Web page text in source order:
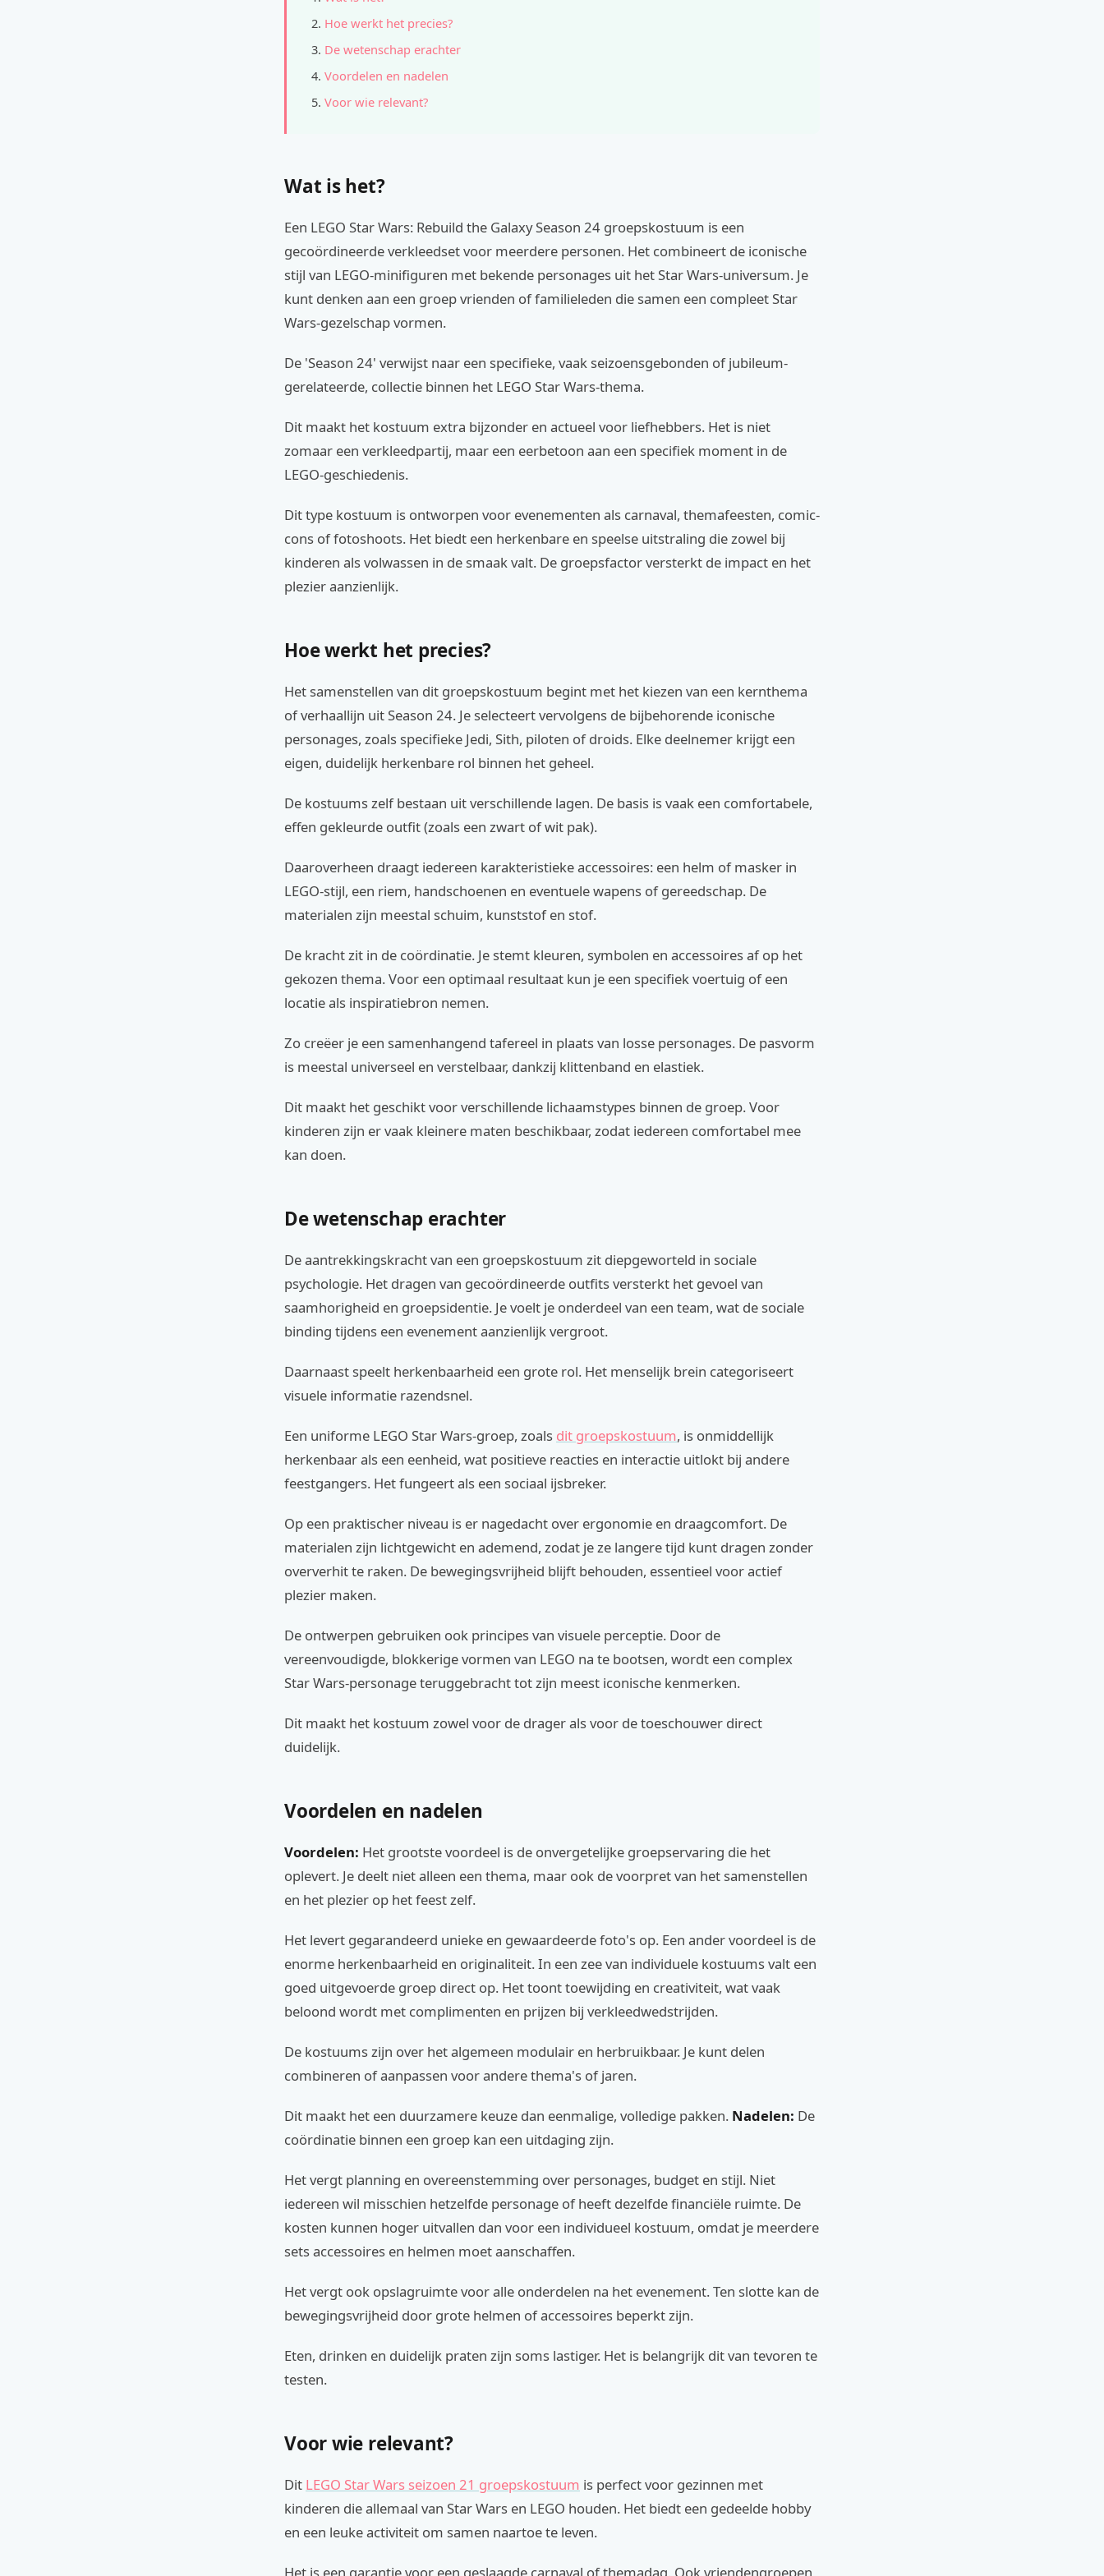
Hoe werkt het precies?
De wetenschap erachter
Voordelen en nadelen
Voor wie relevant?
Wat is het?
Een LEGO Star Wars: Rebuild the Galaxy Season 24 groepskostuum is een
gecoördineerde verkleedset voor meerdere personen. Het combineert de iconische
stijl van LEGO-minifiguren met bekende personages uit het Star Wars-universum. Je
kunt denken aan een groep vrienden of familieleden die samen een compleet Star
Wars-gezelschap vormen.
De 'Season 24' verwijst naar een specifieke, vaak seizoensgebonden of jubileum-
gerelateerde, collectie binnen het LEGO Star Wars-thema.
Dit maakt het kostuum extra bijzonder en actueel voor liefhebbers. Het is niet
zomaar een verkleedpartij, maar een eerbetoon aan een specifiek moment in de
LEGO-geschiedenis.
Dit type kostuum is ontworpen voor evenementen als carnaval, themafeesten, comic-
cons of fotoshoots. Het biedt een herkenbare en speelse uitstraling die zowel bij
kinderen als volwassen in de smaak valt. De groepsfactor versterkt de impact en het
plezier aanzienlijk.
Hoe werkt het precies?
Het samenstellen van dit groepskostuum begint met het kiezen van een kernthema
of verhaallijn uit Season 24. Je selecteert vervolgens de bijbehorende iconische
personages, zoals specifieke Jedi, Sith, piloten of droids. Elke deelnemer krijgt een
eigen, duidelijk herkenbare rol binnen het geheel.
De kostuums zelf bestaan uit verschillende lagen. De basis is vaak een comfortabele,
effen gekleurde outfit (zoals een zwart of wit pak).
Daaroverheen draagt iedereen karakteristieke accessoires: een helm of masker in
LEGO-stijl, een riem, handschoenen en eventuele wapens of gereedschap. De
materialen zijn meestal schuim, kunststof en stof.
De kracht zit in de coördinatie. Je stemt kleuren, symbolen en accessoires af op het
gekozen thema. Voor een optimaal resultaat kun je een specifiek voertuig of een
locatie als inspiratiebron nemen.
Zo creëer je een samenhangend tafereel in plaats van losse personages. De pasvorm
is meestal universeel en verstelbaar, dankzij klittenband en elastiek.
Dit maakt het geschikt voor verschillende lichaamstypes binnen de groep. Voor
kinderen zijn er vaak kleinere maten beschikbaar, zodat iedereen comfortabel mee
kan doen.
De wetenschap erachter
De aantrekkingskracht van een groepskostuum zit diepgeworteld in sociale
psychologie. Het dragen van gecoördineerde outfits versterkt het gevoel van
saamhorigheid en groepsidentie. Je voelt je onderdeel van een team, wat de sociale
binding tijdens een evenement aanzienlijk vergroot.
Daarnaast speelt herkenbaarheid een grote rol. Het menselijk brein categoriseert
visuele informatie razendsnel.
Een uniforme LEGO Star Wars-groep, zoals dit groepskostuum, is onmiddellijk
herkenbaar als een eenheid, wat positieve reacties en interactie uitlokt bij andere
feestgangers. Het fungeert als een sociaal ijsbreker.
Op een praktischer niveau is er nagedacht over ergonomie en draagcomfort. De
materialen zijn lichtgewicht en ademend, zodat je ze langere tijd kunt dragen zonder
oververhit te raken. De bewegingsvrijheid blijft behouden, essentieel voor actief
plezier maken.
De ontwerpen gebruiken ook principes van visuele perceptie. Door de
vereenvoudigde, blokkerige vormen van LEGO na te bootsen, wordt een complex
Star Wars-personage teruggebracht tot zijn meest iconische kenmerken.
Dit maakt het kostuum zowel voor de drager als voor de toeschouwer direct
duidelijk.
Voordelen en nadelen
Voordelen: Het grootste voordeel is de onvergetelijke groepservaring die het
oplevert. Je deelt niet alleen een thema, maar ook de voorpret van het samenstellen
en het plezier op het feest zelf.
Het levert gegarandeerd unieke en gewaardeerde foto's op. Een ander voordeel is de
enorme herkenbaarheid en originaliteit. In een zee van individuele kostuums valt een
goed uitgevoerde groep direct op. Het toont toewijding en creativiteit, wat vaak
beloond wordt met complimenten en prijzen bij verkleedwedstrijden.
De kostuums zijn over het algemeen modulair en herbruikbaar. Je kunt delen
combineren of aanpassen voor andere thema's of jaren.
Dit maakt het een duurzamere keuze dan eenmalige, volledige pakken. Nadelen: De
coördinatie binnen een groep kan een uitdaging zijn.
Het vergt planning en overeenstemming over personages, budget en stijl. Niet
iedereen wil misschien hetzelfde personage of heeft dezelfde financiële ruimte. De
kosten kunnen hoger uitvallen dan voor een individueel kostuum, omdat je meerdere
sets accessoires en helmen moet aanschaffen.
Het vergt ook opslagruimte voor alle onderdelen na het evenement. Ten slotte kan de
bewegingsvrijheid door grote helmen of accessoires beperkt zijn.
Eten, drinken en duidelijk praten zijn soms lastiger. Het is belangrijk dit van tevoren te
testen.
Voor wie relevant?
Dit LEGO Star Wars seizoen 21 groepskostuum is perfect voor gezinnen met
kinderen die allemaal van Star Wars en LEGO houden. Het biedt een gedeelde hobby
en een leuke activiteit om samen naartoe te leven.